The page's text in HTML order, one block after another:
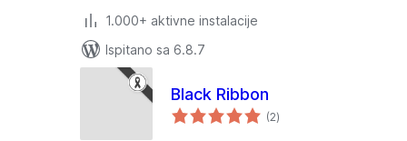
1.000+ aktivne instalacije
Ispitano sa 6.8.7
Black Ribbon
(2ukupna
ocijena
)